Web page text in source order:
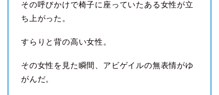
その呼びかけで椅子に座っていたある女性が立
ち上がった。
すらりと背の高い女性。
その女性を見た瞬間、アビゲイルの無表情がゆ
がんだ。